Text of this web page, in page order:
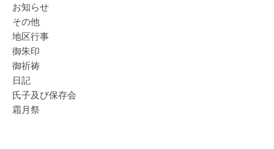
お知らせ
その他
地区行事
御朱印
御祈祷
日記
氏子及び保存会
霜月祭